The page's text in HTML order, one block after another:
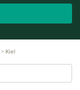
Kiel